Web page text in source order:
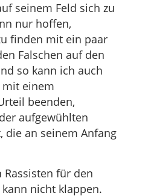
seinem Feld sich zu
nur hoffen,
finden mit ein paar
Falschen auf den
so kann ich auch
mit einem
beenden,
aufgewühlten
die an seinem Anfang
für den
nicht klappen.